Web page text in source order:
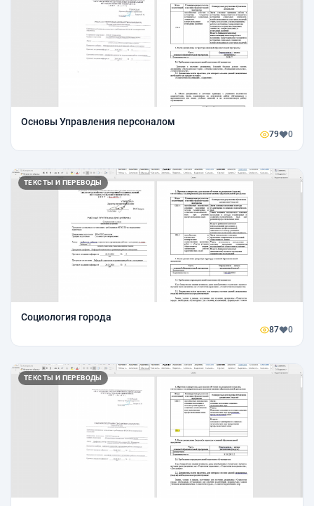
Основы Управления персоналом
79 0
ТЕКСТЫ И ПЕРЕВОДЫ
Социология города
87 0
ТЕКСТЫ И ПЕРЕВОДЫ